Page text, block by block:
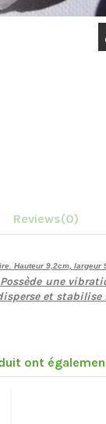
Reviews(0)
Hauteur 9,2cm, largeur
une
et
ont